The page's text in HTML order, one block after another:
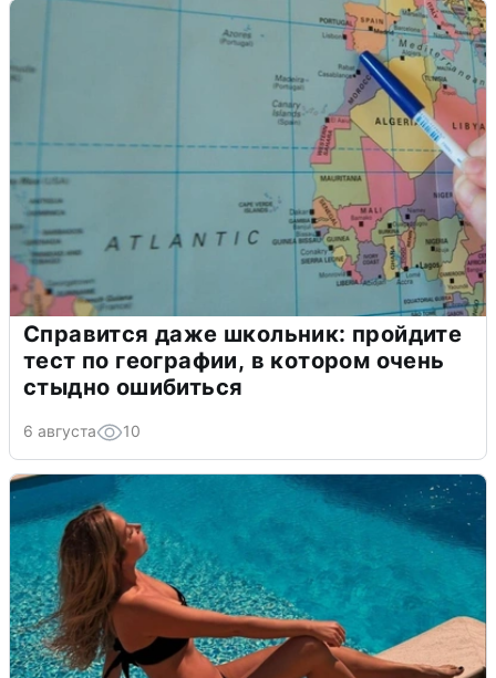
Справится даже школьник: пройдите
тест по географии, в котором очень
стыдно ошибиться
6 августа 10